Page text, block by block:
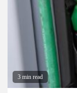
3 min read